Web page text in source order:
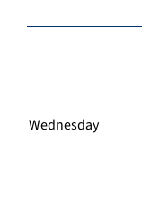
Wednesday